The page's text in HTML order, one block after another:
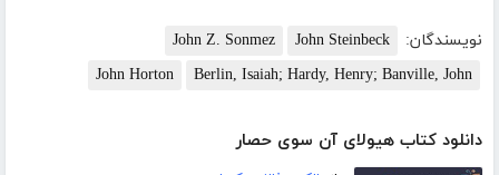
نویسندگان: John Steinbeck
John Z. Sonmez
Berlin, Isaiah; Hardy, Henry; Banville, John
John Horton
دانلود کتاب هیولای آن سوی حصار